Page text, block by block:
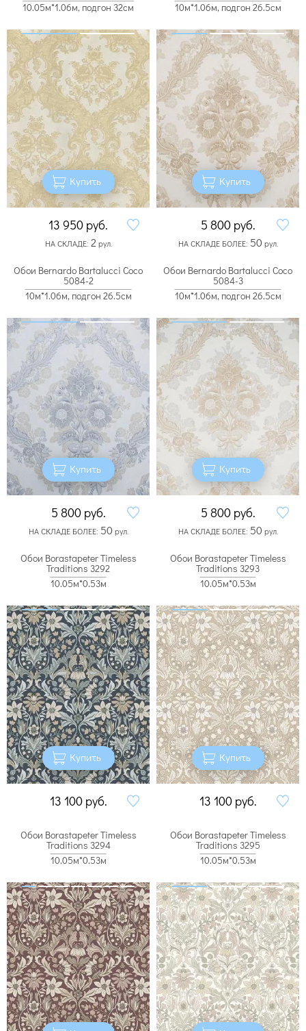
10.05м*1.06м, подгон 32см
Купить
13 950 руб.
НА СКЛАДЕ: 2 рул.
10м*1.06м, подгон 26.5см
Купить
5 800 руб.
НА СКЛАДЕ БОЛЕЕ: 50рул.
Обои Bernardo Bartalucci Coco
5084-2
10м*1.06м, подгон 26.5см
Купить
5 800 руб.
НА СКЛАДЕ БОЛЕЕ: 50рул.
Обои Bernardo Bartalucci Coco
5084-3
10м*1.06м, подгон 26.5см
Купить
5 800 руб.
НА СКЛАДЕ БОЛЕЕ: 50рул.
Обои Borastapeter Timeless
Traditions 3292
10.05м*0.53м
Купить
13 100 руб.
Обои Borastapeter Timeless
Traditions 3293
10.05м*0.53м
Купить
13 100 руб.
Обои Borastapeter Timeless
Traditions 3294
10.05м*0.53м
Обои Borastapeter Timeless
Traditions 3295
10.05м*0.53м